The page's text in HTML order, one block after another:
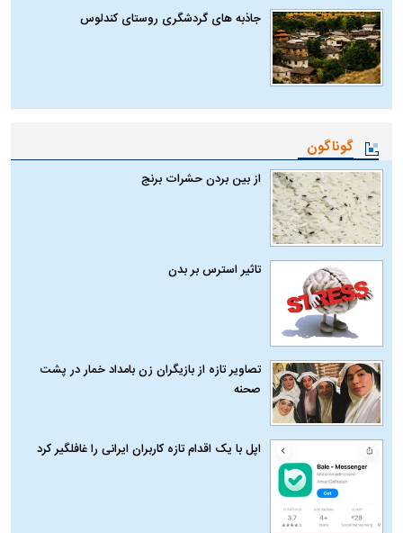
جاذبه های گردشگری روستای کندلوس
گوناگون
از بین بردن حشرات برنج
تاثیر استرس بر بدن
تصاویر تازه از بازیگران زن بامداد خمار در پشت
صحنه
اپل با یک اقدام تازه کاربران ایرانی را غافلگیر کرد